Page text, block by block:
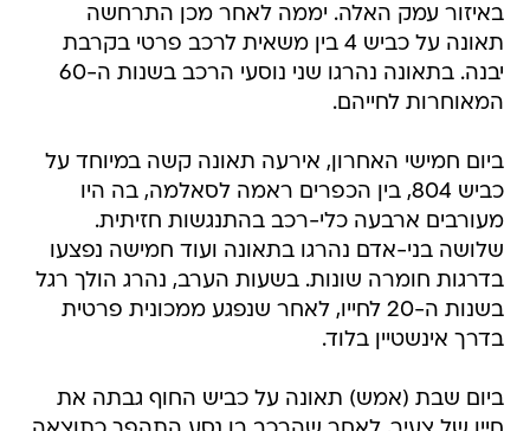
באיזור עמק האלה. יממה לאחר מכן התרחשה
תאונה על כביש 4 בין משאית לרכב פרטי בקרבת
יבנה. בתאונה נהרגו שני נוסעי הרכב בשנות ה-60
המאוחרות לחייהם.
ביום חמישי האחרון, אירעה תאונה קשה במיוחד על
כביש 804, בין הכפרים ראמה לסאלמה, בה היו
מעורבים ארבעה כלי-רכב בהתנגשות חזיתית.
שלושה בני-אדם נהרגו בתאונה ועוד חמישה נפצעו
בדרגות חומרה שונות. בשעות הערב, נהרג הולך רגל
בשנות ה-20 לחייו, לאחר שנפגע ממכונית פרטית
בדרך אינשטיין בלוד.
ביום שבת (אמש) תאונה על כביש החוף גבתה את